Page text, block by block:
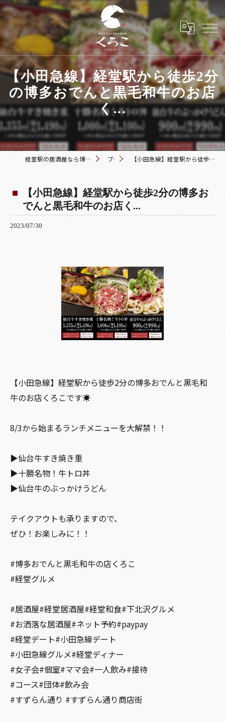
【小田急線】経堂駅から徒歩2分
の博多おでんと黒毛和牛のお店
く...
経堂駅の居酒屋なら博多おでんと黒毛和牛の店 くろこ ブログ 【小田急線】経堂駅から徒歩2分の博多おでんと黒毛和牛のお店く...
【小田急線】経堂駅から徒歩2分の博多お
でんと黒毛和牛のお店く...
2023/07/30
【小田急線】経堂駅から徒歩2分の博多おでんと黒毛和
牛のお店くろこです☀️
8/3から始まるランチメニューを大解禁！！
▶︎仙台牛すき焼き重
▶︎十勝名物！牛トロ丼
▶︎仙台牛のぶっかけうどん
テイクアウトも承りますので、
ぜひ！お楽しみに！！
#博多おでんと黒毛和牛の店くろこ
#経堂グルメ
#居酒屋#経堂居酒屋#経堂和食#下北沢グルメ
#お洒落な居酒屋#ネット予約#paypay
#経堂デート#小田急線デート
#小田急線グルメ#経堂ディナー
#女子会#個室#ママ会#一人飲み#接待
#コース#団体#飲み会
#すずらん通り #すずらん通り商店街